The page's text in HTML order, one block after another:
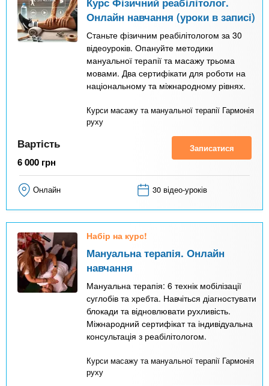
Онлайн навчання (уроки в записі)
Станьте фізичним реабілітологом за 30
відеоуроків. Опануйте методики
мануальної терапії та масажу трьома
мовами. Два сертифікати для роботи на
національному та міжнародному рівнях.
Курси масажу та мануальної терапії Гармонія
руху
Вартість
6 000 грн
Записатися
Онлайн 30 відео-уроків
Набір на курс!
Мануальна терапія. Онлайн
навчання
Мануальна терапія: 6 технік мобілізації
суглобів та хребта. Навчіться діагностувати
блокади та відновлювати рухливість.
Міжнародний сертифікат та індивідуальна
консультація з реабілітологом.
Курси масажу та мануальної терапії Гармонія
руху